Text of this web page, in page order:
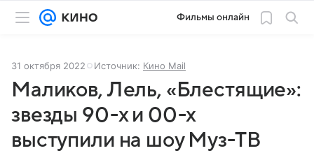
Фильмы онлайн
31 октября 2022 Источник: Кино Mail
Маликов, Лель, «Блестящие»:
звезды 90-х и 00-х
выступили на шоу Муз-ТВ